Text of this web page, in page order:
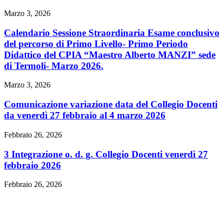
Marzo 3, 2026
Calendario Sessione Straordinaria Esame conclusivo
del percorso di Primo Livello- Primo Periodo
Didattico del CPIA “Maestro Alberto MANZI” sede
di Termoli- Marzo 2026.
Marzo 3, 2026
Comunicazione variazione data del Collegio Docenti
da venerdì 27 febbraio al 4 marzo 2026
Febbraio 26, 2026
3 Integrazione o. d. g. Collegio Docenti venerdì 27
febbraio 2026
Febbraio 26, 2026